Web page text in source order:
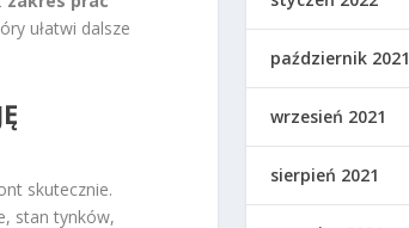
ułatwi dalsze
skutecznie.
stan tynków,
październik 2021
wrzesień 2021
sierpień 2021